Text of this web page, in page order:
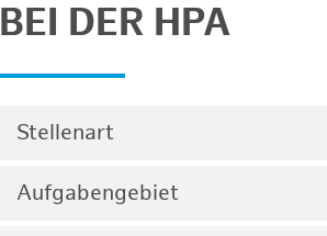
BEI DER HPA
Stellenart
Aufgabengebiet